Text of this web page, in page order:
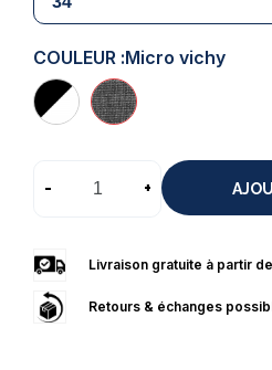
COULEUR :Micro vichy
- +
Livraison gratuite à partir
Retours & échanges